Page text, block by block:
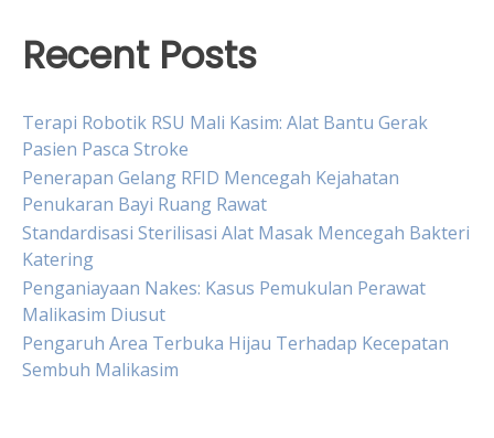
Recent Posts
Terapi Robotik RSU Mali Kasim: Alat Bantu Gerak
Pasien Pasca Stroke
Penerapan Gelang RFID Mencegah Kejahatan
Penukaran Bayi Ruang Rawat
Standardisasi Sterilisasi Alat Masak Mencegah Bakteri
Katering
Penganiayaan Nakes: Kasus Pemukulan Perawat
Malikasim Diusut
Pengaruh Area Terbuka Hijau Terhadap Kecepatan
Sembuh Malikasim